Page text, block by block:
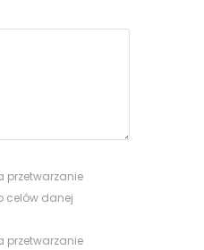
przetwarzanie
celów danej
przetwarzanie